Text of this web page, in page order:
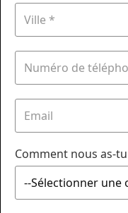
Comment nous as-